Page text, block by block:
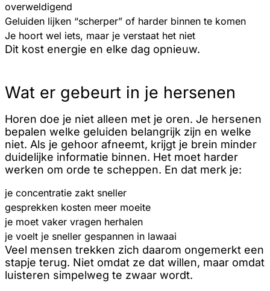
overweldigend
Geluiden lijken “scherper” of harder binnen te komen
Je hoort wel iets, maar je verstaat het niet
Dit kost energie en elke dag opnieuw.
Wat er gebeurt in je hersenen
Horen doe je niet alleen met je oren. Je hersenen
bepalen welke geluiden belangrijk zijn en welke
niet. Als je gehoor afneemt, krijgt je brein minder
duidelijke informatie binnen. Het moet harder
werken om orde te scheppen. En dat merk je:
je concentratie zakt sneller
gesprekken kosten meer moeite
je moet vaker vragen herhalen
je voelt je sneller gespannen in lawaai
Veel mensen trekken zich daarom ongemerkt een
stapje terug. Niet omdat ze dat willen, maar omdat
luisteren simpelweg te zwaar wordt.